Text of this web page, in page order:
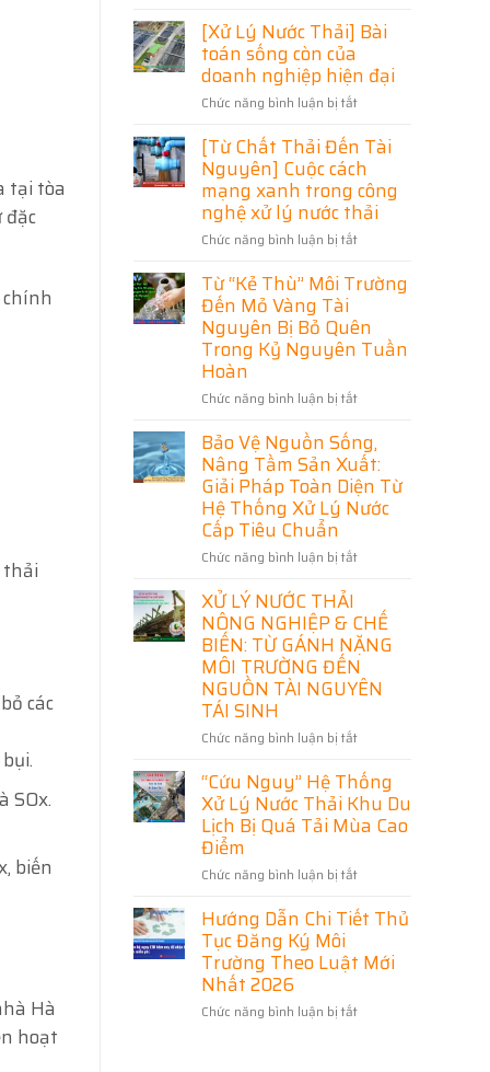
tại tòa
thải
các
SOx.
biến
Hà
hoạt
Đi
Trọng
Trong
Môi
Trường
Lý
Thải
Sinh
Công
Nghiệp
Phú
Thọ
–
Bảo
Môi
Trường
Và
Vững
[Xử Lý Nước Thải] Bài
toán sống còn của
doanh nghiệp hiện đại
Chức năng bình luận bị tắt
Lý
Nước
Thải]
Bài
toán
của
nghiệp
hiện
đại
[Từ Chất Thải Đến Tài
Nguyên] Cuộc cách
mạng xanh trong công
nghệ xử lý nước thải
Chức năng bình luận bị tắt
Chất
Tài
Nguyên]
xanh
trong
công
nghệ
xử
Từ “Kẻ Thù” Môi Trường
Đến Mỏ Vàng Tài
Nguyên Bị Bỏ Quên
Trong Kỷ Nguyên Tuần
Hoàn
Chức năng bình luận bị tắt
“Kẻ
Thù”
Môi
Trường
Đến
Bị
Bỏ
Quên
Trong
Kỷ
Bảo Vệ Nguồn Sống,
Nâng Tầm Sản Xuất:
Giải Pháp Toàn Diện Từ
Hệ Thống Xử Lý Nước
Cấp Tiêu Chuẩn
Chức năng bình luận bị tắt
Nguồn
Sống,
Nâng
Tầm
Sản
Toàn
Diện
Từ
Hệ
Nước
Cấp
Tiêu
Chuẩn
XỬ LÝ NƯỚC THẢI
NÔNG NGHIỆP & CHẾ
BIẾN: TỪ GÁNH NẶNG
MÔI TRƯỜNG ĐẾN
NGUỒN TÀI NGUYÊN
TÁI SINH
Chức năng bình luận bị tắt
LÝ
NƯỚC
THẢI
NÔNG
BIẾN:
GÁNH
NẶNG
“Cứu Nguy” Hệ Thống
Xử Lý Nước Thải Khu Du
Lịch Bị Quá Tải Mùa Cao
Điểm
Chức năng bình luận bị tắt
Nguy”
Thống
Xử
Hướng Dẫn Chi Tiết Thủ
Tục Đăng Ký Môi
Trường Theo Luật Mới
Nhất 2026
Chức năng bình luận bị tắt